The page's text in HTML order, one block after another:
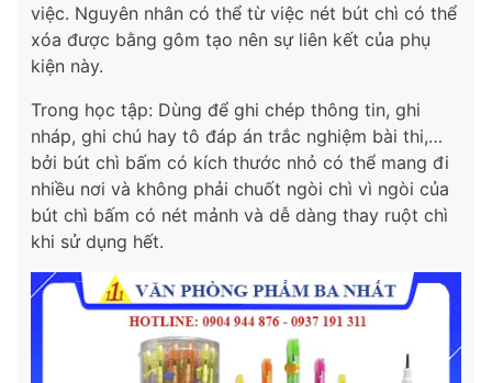
việc. Nguyên nhân có thể từ việc nét bút chì có thể
xóa được bằng gôm tạo nên sự liên kết của phụ
kiện này.
Trong học tập: Dùng để ghi chép thông tin, ghi
nháp, ghi chú hay tô đáp án trắc nghiệm bài thi,…
bởi bút chì bấm có kích thước nhỏ có thể mang đi
nhiều nơi và không phải chuốt ngòi chì vì ngòi của
bút chì bấm có nét mảnh và dễ dàng thay ruột chì
khi sử dụng hết.